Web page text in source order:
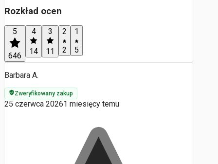
Rozkład ocen
5
646
4
14
3
11
2
2
1
5
Barbara A.
Zweryfikowany zakup
25 czerwca 20261 miesięcy temu